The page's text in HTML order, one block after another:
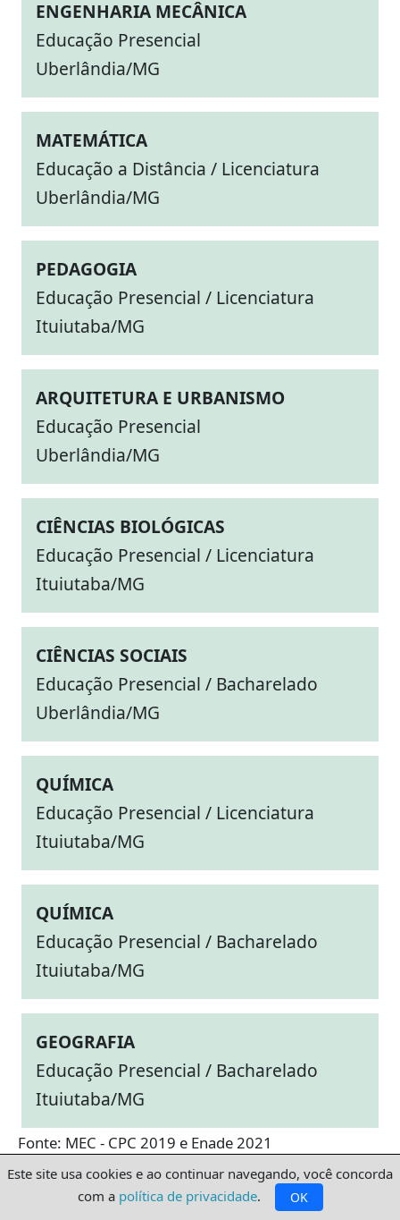
ENGENHARIA MECÂNICA
Educação Presencial
Uberlândia/MG
MATEMÁTICA
Educação a Distância / Licenciatura
Uberlândia/MG
PEDAGOGIA
Educação Presencial / Licenciatura
Ituiutaba/MG
ARQUITETURA E URBANISMO
Educação Presencial
Uberlândia/MG
CIÊNCIAS BIOLÓGICAS
Educação Presencial / Licenciatura
Ituiutaba/MG
CIÊNCIAS SOCIAIS
Educação Presencial / Bacharelado
Uberlândia/MG
QUÍMICA
Educação Presencial / Licenciatura
Ituiutaba/MG
QUÍMICA
Educação Presencial / Bacharelado
Ituiutaba/MG
GEOGRAFIA
Educação Presencial / Bacharelado
Ituiutaba/MG
Fonte: MEC - CPC 2019 e Enade 2021
Este site usa cookies e ao continuar navegando, você concorda
com a política de privacidade. OK